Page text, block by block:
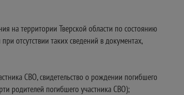
на территории Тверской области по состоянию
отсутствии таких сведений в документах,
СВО, свидетельство о рождении погибшего
родителей погибшего участника СВО);